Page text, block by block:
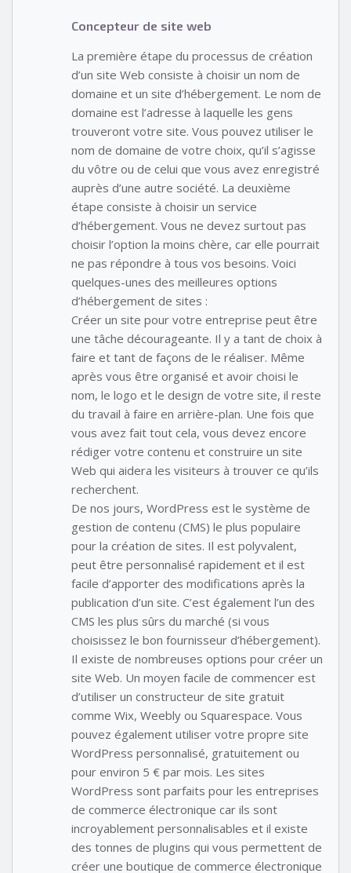
Concepteur de site web
La première étape du processus de création
d’un site Web consiste à choisir un nom de
domaine et un site d’hébergement. Le nom de
domaine est l’adresse à laquelle les gens
trouveront votre site. Vous pouvez utiliser le
nom de domaine de votre choix, qu’il s’agisse
du vôtre ou de celui que vous avez enregistré
auprès d’une autre société. La deuxième
étape consiste à choisir un service
d’hébergement. Vous ne devez surtout pas
choisir l’option la moins chère, car elle pourrait
ne pas répondre à tous vos besoins. Voici
quelques-unes des meilleures options
d’hébergement de sites :
Créer un site pour votre entreprise peut être
une tâche décourageante. Il y a tant de choix à
faire et tant de façons de le réaliser. Même
après vous être organisé et avoir choisi le
nom, le logo et le design de votre site, il reste
du travail à faire en arrière-plan. Une fois que
vous avez fait tout cela, vous devez encore
rédiger votre contenu et construire un site
Web qui aidera les visiteurs à trouver ce qu’ils
recherchent.
De nos jours, WordPress est le système de
gestion de contenu (CMS) le plus populaire
pour la création de sites. Il est polyvalent,
peut être personnalisé rapidement et il est
facile d’apporter des modifications après la
publication d’un site. C’est également l’un des
CMS les plus sûrs du marché (si vous
choisissez le bon fournisseur d’hébergement).
Il existe de nombreuses options pour créer un
site Web. Un moyen facile de commencer est
d’utiliser un constructeur de site gratuit
comme Wix, Weebly ou Squarespace. Vous
pouvez également utiliser votre propre site
WordPress personnalisé, gratuitement ou
pour environ 5 € par mois. Les sites
WordPress sont parfaits pour les entreprises
de commerce électronique car ils sont
incroyablement personnalisables et il existe
des tonnes de plugins qui vous permettent de
créer une boutique de commerce électronique